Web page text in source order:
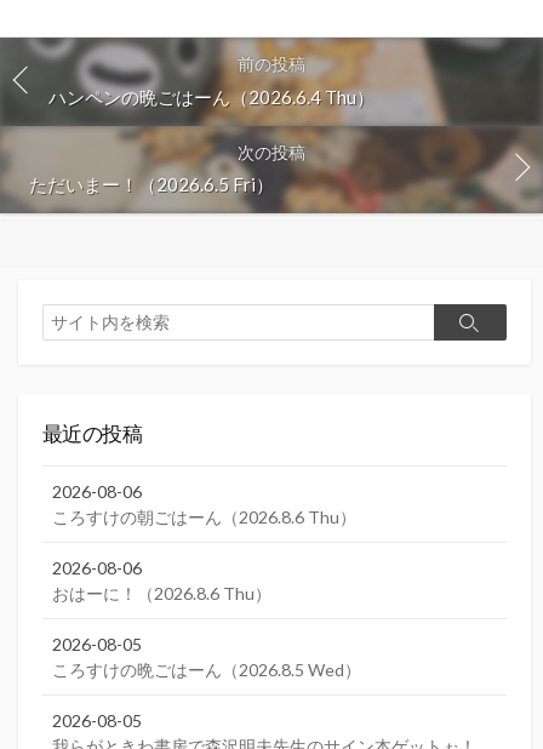
前の投稿
ハンペンの晩ごはーん（2026.6.4 Thu）
次の投稿
ただいまー！（2026.6.5 Fri）
検
索
検
最近の投稿
2026-08-06
ころすけの朝ごはーん（2026.8.6 Thu）
2026-08-06
おはーに！（2026.8.6 Thu）
2026-08-05
ころすけの晩ごはーん（2026.8.5 Wed）
2026-08-05